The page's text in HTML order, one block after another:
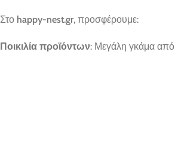
Στο happy-nest.gr, προσφέρουμε:
Ποικιλία προϊόντων: Μεγάλη γκάμα από